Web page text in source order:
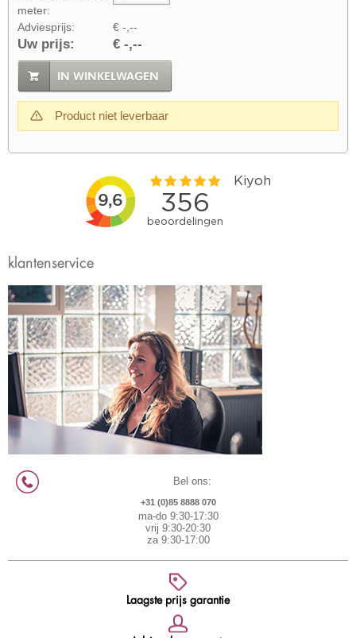
meter:
Adviesprijs:
€ -,--
Uw prijs: € -,--
IN WINKELWAGEN
Product niet leverbaar
klantenservice
Bel ons:
+31 (0)85 8888 070
ma-do 9:30-17:30
vrij 9:30-20:30
za 9:30-17:00
Laagste prijs garantie